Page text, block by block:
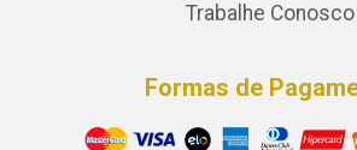
Trabalhe Conosco
Formas de